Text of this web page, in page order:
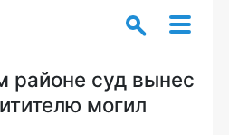
районе суд вынес
могил